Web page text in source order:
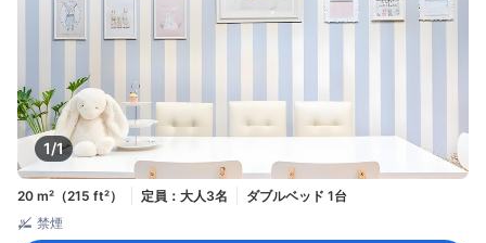
1/1
20 m²（215 ft²） 定員：大人3名
ダブルベッド 1台
禁煙